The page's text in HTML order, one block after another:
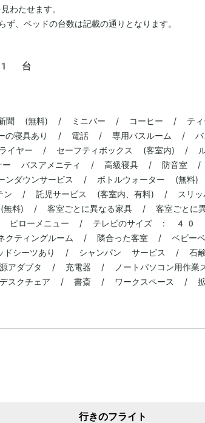
わたせます。
ず、ベッドの台数は記載の通りとなります。
1 台
(無料) / ミニバー / コーヒー / ティー
の寝具あり / 電話 / 専用バスルーム / バ
イヤー / セーフティボックス (客室内) /
ー バスアメニティ / 高級寝具 / 防音室 /
ンダウンサービス / ボトルウォーター (無
/ 託児サービス (客室内、有料) / スリ
料) / 客室ごとに異なる家具 / 客室ごとに
ピローメニュー / テレビのサイズ : 40 /
ィングルーム / 隣合った客室 / ベビーベ
シーツあり / シャンパン サービス /
アダプタ / 充電器 / ノートパソコン用作業
スクチェア / 書斎 / ワークスペース / 拡
行きのフライト